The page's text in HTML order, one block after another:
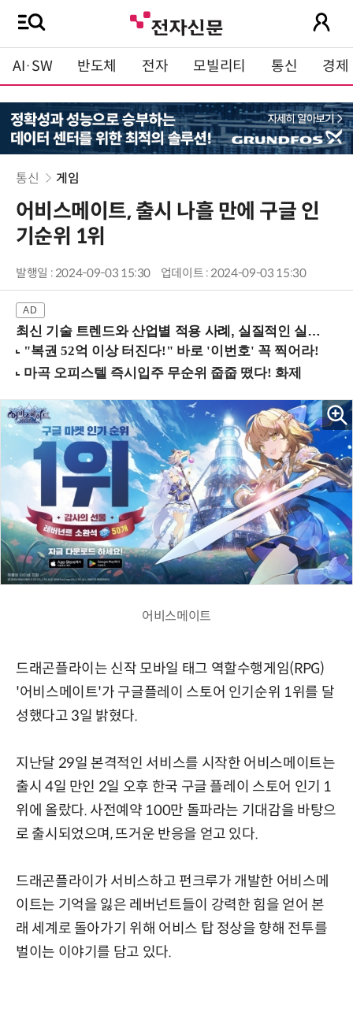
AI·SW 반도체 전자 모빌리티 통신 경제
통신 게임
어비스메이트, 출시 나흘 만에 구글 인
기순위 1위
발행일 : 2024-09-03 15:30 업데이트 : 2024-09-03 15:30
최신 기술 트렌드와 산업별 적용 사례, 실질적인 실행 전략을 공유 (9/18 양재역)
어비스메이트
드래곤플라이는 신작 모바일 태그 역할수행게임(RPG)
'어비스메이트'가 구글플레이 스토어 인기순위 1위를 달
성했다고 3일 밝혔다.
지난달 29일 본격적인 서비스를 시작한 어비스메이트는
출시 4일 만인 2일 오후 한국 구글 플레이 스토어 인기 1
위에 올랐다. 사전예약 100만 돌파라는 기대감을 바탕으
로 출시되었으며, 뜨거운 반응을 얻고 있다.
드래곤플라이가 서비스하고 펀크루가 개발한 어비스메
이트는 기억을 잃은 레버넌트들이 강력한 힘을 얻어 본
래 세계로 돌아가기 위해 어비스 탑 정상을 향해 전투를
벌이는 이야기를 담고 있다.